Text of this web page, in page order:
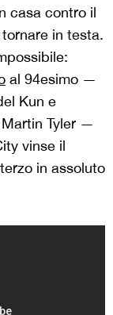
casa contro il
in testa.
al 94esimo —
Kun e
Tyler —
vinse il
in assoluto